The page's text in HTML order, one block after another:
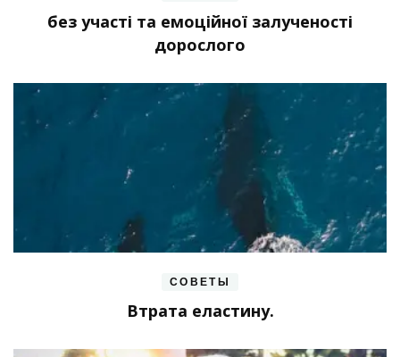
без участі та емоційної залученості
дорослого
СОВЕТЫ
Втрата еластину.